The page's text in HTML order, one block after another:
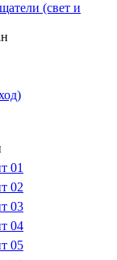
(свет и
01
02
03
04
05